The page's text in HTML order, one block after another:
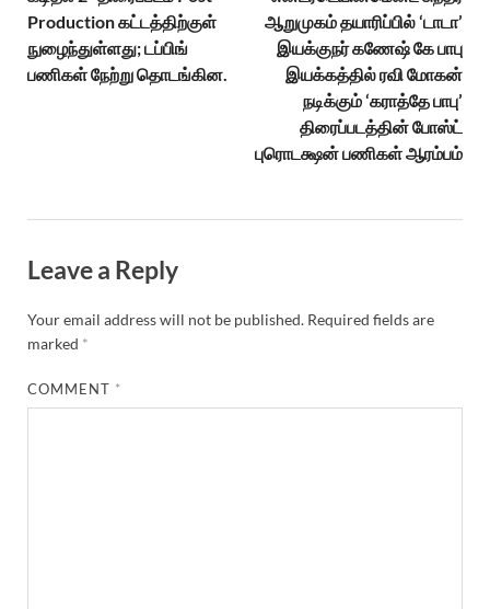
Production கட்டத்திற்குள்
நுழைந்துள்ளது; டப்பிங்
பணிகள் நேற்று தொடங்கின.
ஆறுமுகம் தயாரிப்பில் ‘டாடா’
இயக்குநர் கணேஷ் கே பாபு
இயக்கத்தில் ரவி மோகன்
நடிக்கும் ‘கராத்தே பாபு’
திரைப்படத்தின் போஸ்ட்
புரொடக்ஷன் பணிகள் ஆரம்பம்
Leave a Reply
Your email address will not be published. Required fields are
marked *
COMMENT *